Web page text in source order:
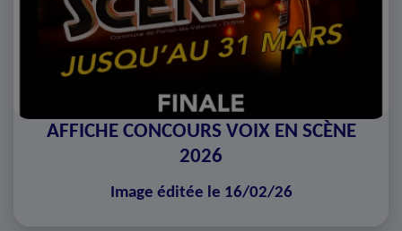
AFFICHE CONCOURS VOIX EN SCÈNE
2026
Image éditée le 16/02/26